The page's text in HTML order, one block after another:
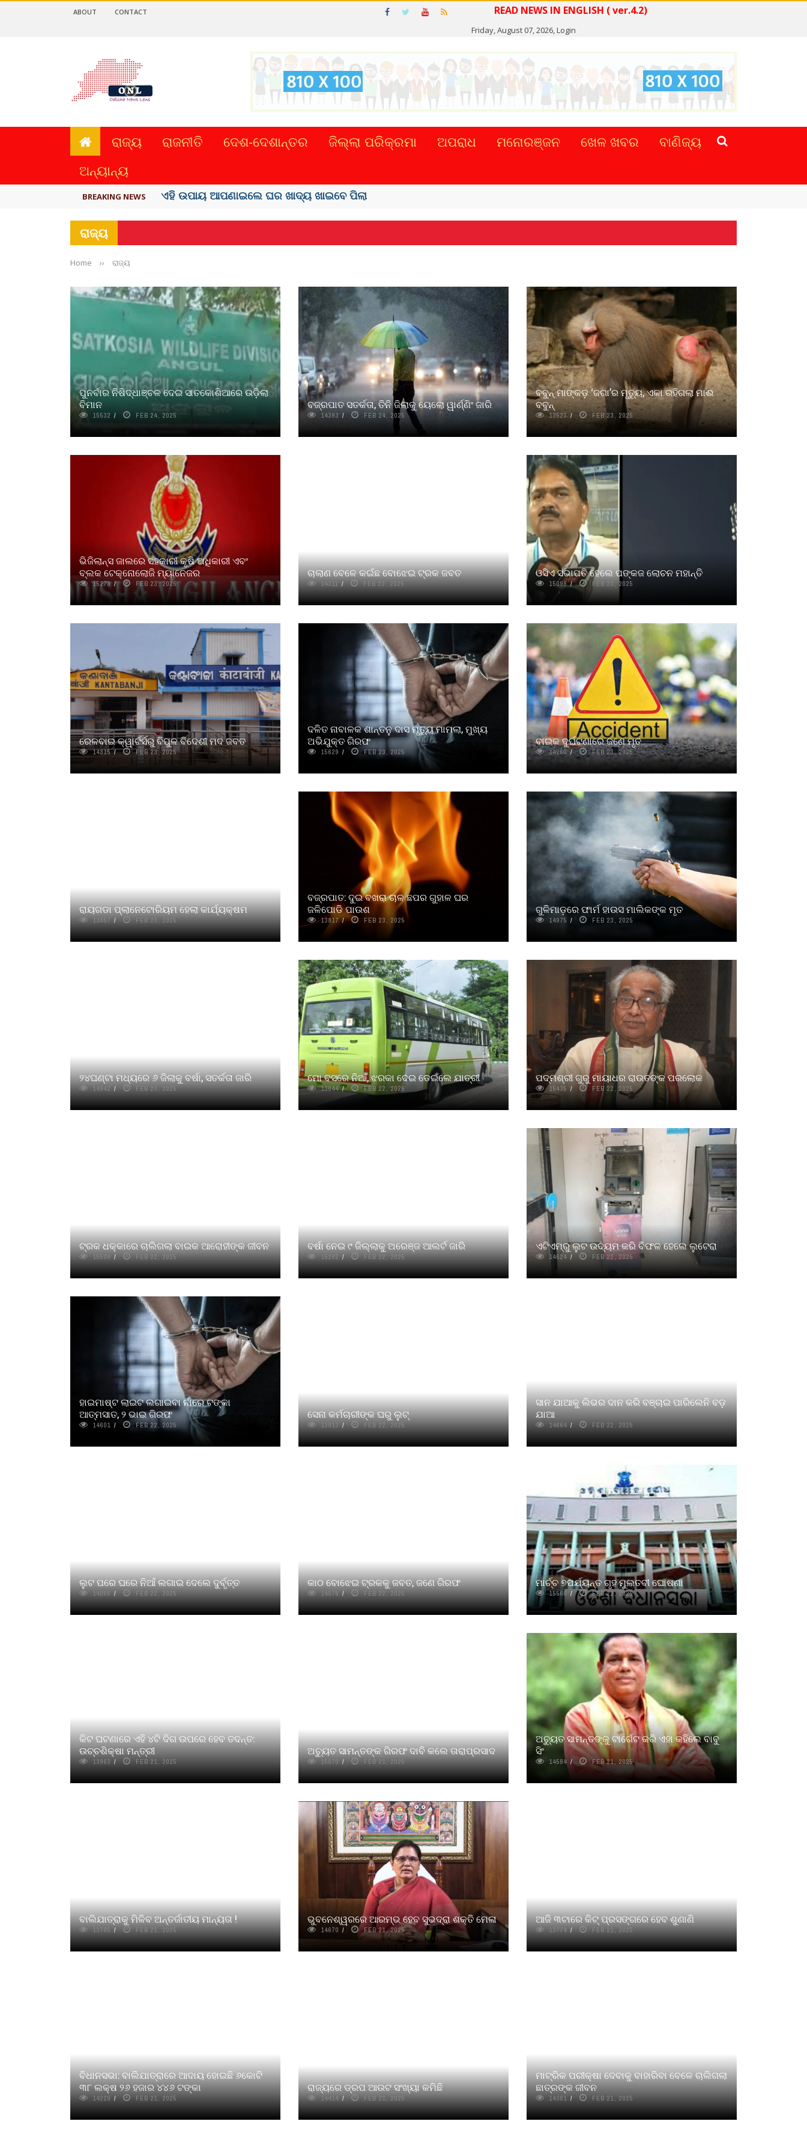
READ NEWS IN ENGLISH ( ver.4.2)
Friday, August 07, 2026,Login
ABOUT CONTACT
ରାଜ୍ୟ ରାଜନୀତି ଦେଶ-ଦେଶାନ୍ତର ଜିଲ୍ଲା ପରିକ୍ରମା ଅପରାଧ ମନୋରଞ୍ଜନ ଖେଳ ଖବର
ବାଣିଜ୍ୟ
ଅନ୍ୟାନ୍ୟ
BREAKING NEWS ସବୁଠୁ ମହଙ୍ଗା ସେଲିବ୍ରିଟି ଶାହରୁଖ ଖାନ୍
ରାଜ୍ୟ
Home ›› ରାଜ୍ୟ
ପୁନର୍ବାର ନିଷିଦ୍ଧାଞ୍ଚଳ ଦେଇ ସାତକୋଶିଆରେ ଉଡ଼ିଲା
ବିମାନ
15532 FEB 24, 2025
ବଜ୍ରପାତ ସତର୍କତା, ତିନି ଜିଲାକୁ ୟେଲୋ ୱାର୍ଣ୍ଣିଂ ଜାରି
14393 FEB 24, 2025
ବବୁନ୍ ମାଙ୍କଡ଼ ‘ଜଗା’ର ମୃତ୍ୟୁ, ଏକା ରହିଗଲା ମାଈ
ବବୁନ୍‌
13523 FEB 23, 2025
ଭିଜିଲାନ୍ସ ଜାଲରେ ସହକାରୀ କୃଷି ଅଧିକାରୀ ଏବଂ
ବ୍ଲକ ଟେକ୍ନୋଲୋଜି ମ୍ୟାନେଜର
15273 FEB 23, 2025
ଚାଲାଣ ବେଳେ କଇଁଛ ବୋଝେଇ ଟ୍ରକ ଜବତ
14311 FEB 23, 2025
ଓସିଏ ସଭାପତି ହେଲେ ପଙ୍କଜ ଲୋଚନ ମହାନ୍ତି
15098 FEB 23, 2025
ରେଳବାଇ କ୍ୱାର୍ଟର୍ସରୁ ବିପୁଳ ବିଦେଶୀ ମଦ ଜବତ
14315 FEB 23, 2025
ଦଳିତ ନାବାଳକ ଶାନ୍ତନୁ ଦାସ ମୃତ୍ୟୁ ମାମଲା, ମୁଖ୍ୟ
ଅଭିଯୁକ୍ତ ଗିରଫ
15629 FEB 23, 2025
ବାଇକ ଦୁର୍ଘଟଣାରେ ଜଣେ ମୃତ
14260 FEB 23, 2025
ରାୟଗଡା ପ୍ଲାନେଟୋରିୟମ ହେଲା କାର୍ଯ୍ୟକ୍ଷମ
13857 FEB 23, 2025
ବଜ୍ରପାତ: ଦୁଇ ବଖରା ଚାଳ ଛପର ଗୁହାଳ ଘର
ଜଳିପୋଡି ପାଉଶ
13817 FEB 23, 2025
ଗୁଳିମାଡ଼ରେ ଫାର୍ମ ହାଉସ ମାଲିକଙ୍କ ମୃତ
14975 FEB 23, 2025
୨୪ଘଣ୍ଟା ମଧ୍ୟରେ ୬ ଜିଲାକୁ ବର୍ଷା, ସତର୍କତା ଜାରି
14942 FEB 23, 2025
ମୋ ବସରେ ନିଆଁ, ଝରକା ଦେଇ ଡେଇଁଲେ ଯାତ୍ରୀ
13644 FEB 22, 2025
ପଦ୍ମଶ୍ରୀ ଗୁରୁ ମାୟାଧର ରାଉତଙ୍କ ପରଲୋକ
15435 FEB 22, 2025
ଟ୍ରକ ଧକ୍କାରେ ଚାଲିଗଲା ବାଇକ ଆରୋହୀଙ୍କ ଜୀବନ
15509 FEB 22, 2025
ବର୍ଷା ନେଇ ୯ ଜିଲ୍ଲାକୁ ଅରେଞ୍ଜ ଆଲର୍ଟ ଜାରି
15282 FEB 22, 2025
ଏଟିଏମ୍‌ରୁ ଲୁଟ ଉଦ୍ୟମ କରି ବିଫଳ ହେଲେ ଲୁଟେରା
14624 FEB 22, 2025
ହାଇମାଷ୍ଟ ଲାଇଟ ଲଗାଇବା ନାଁରେ ଟଙ୍କା
ଆତ୍ମସାତ, ୨ ଭାଇ ଗିରଫ
14601 FEB 22, 2025
ସେନା କର୍ମଚାରୀଙ୍କ ଘରୁ ଲୁଟ୍
13913 FEB 22, 2025
ସାନ ଯାଆକୁ ଲିଭର ଦାନ କରି ବଞ୍ଚାଇ ପାରିଲେନି ବଡ଼
ଯାଆ
14664 FEB 22, 2025
ଲୁଟ ପରେ ଘରେ ନିଆଁ ଲଗାଇ ଦେଲେ ଦୁର୍ବୃତ୍ତ
14066 FEB 22, 2025
କାଠ ବୋଝେଇ ଟ୍ରକକୁ ଜବତ, ଜଣେ ଗିରଫ
14576 FEB 22, 2025
ମାର୍ଚ୍ଚ ୭ପର୍ଯ୍ୟନ୍ତ ଗୃହ ମୁଲତବୀ ଘୋଷଣା
15560 FEB 22, 2025
କିଟ ଘଟଣାରେ ଏହି ୪ଟି ଦିଗ ଉପରେ ହେବ ତଦନ୍ତ:
ଉଚ୍ଚଶିକ୍ଷା ମନ୍ତ୍ରୀ
13963 FEB 21, 2025
ଅଚ୍ୟୁତ ସାମନ୍ତଙ୍କ ଗିରଫ ଦାବି କଲେ ତାରାପ୍ରସାଦ
15570 FEB 21, 2025
ଅଚ୍ୟୁତ ସାମନ୍ତଙ୍କୁ ଟାର୍ଗେଟ କରି ଏହା କହିଲେ ବାବୁ
ସିଂ
14584 FEB 21, 2025
ବାଲିଯାତ୍ରାକୁ ମିଳିବ ଅନ୍ତର୍ଜାତୀୟ ମାନ୍ୟତା !
13785 FEB 21, 2025
ଭୁବନେଶ୍ୱରରେ ଆରମ୍ଭ ହେବ ସୁଭଦ୍ରା ଶକ୍ତି ମେଳା
14670 FEB 21, 2025
ଆଜି ୩ଟାରେ କିଟ୍ ପ୍ରସଙ୍ଗରେ ହେବ ଶୁଣାଣି
13774 FEB 21, 2025
ବିଧାନସଭା: ବାଲିଯାତ୍ରାରେ ଆଦାୟ ହୋଇଛି ୬କୋଟି
୩୮ ଲକ୍ଷ ୨୬ ହଜାର ୪୪୬ ଟଙ୍କା
14229 FEB 21, 2025
ରାଜ୍ୟରେ ଡ୍ରପ ଆଉଟ ସଂଖ୍ୟା କମିଛି
14414 FEB 21, 2025
ମାଟ୍ରିକ ପରୀକ୍ଷା ଦେବାକୁ ବାହାରିବା ବେଳେ ଚାଲିଗଲା
ଛାତ୍ରଙ୍କ ଜୀବନ
14381 FEB 21, 2025